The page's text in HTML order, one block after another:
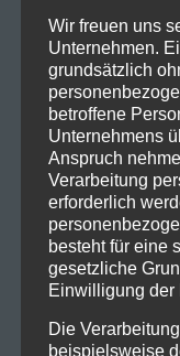
Wir freuen uns
Unternehmen.
grundsätzlich
betroffene
Unternehmens
Anspruch
Verarbeitung
erforderlich
besteht für eine
gesetzliche
Einwilligung der
Die
beispielsweise